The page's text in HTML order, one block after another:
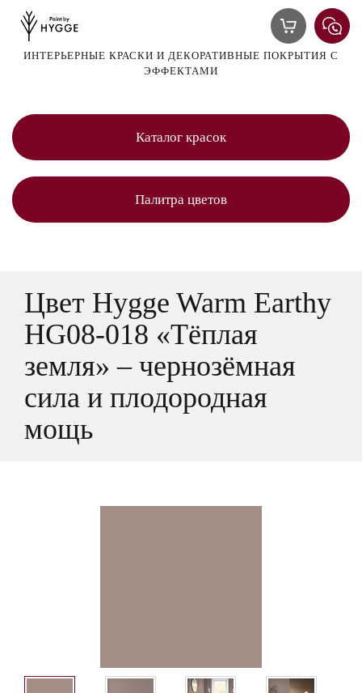
ИНТЕРЬЕРНЫЕ КРАСКИ И ДЕКОРАТИВНЫЕ ПОКРЫТИЯ С
ЭФФЕКТАМИ
Каталог красок
Палитра цветов
Цвет Hygge Warm Earthy
HG08-018 «Тёплая
земля» – чернозёмная
сила и плодородная
мощь